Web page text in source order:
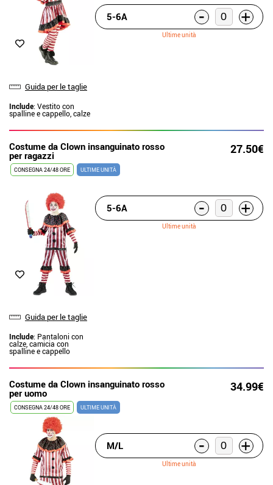
Guida per le taglie
Include: Vestito con
spalline e cappello, calze
5-6A - +
Ultime unità
Costume da Clown insanguinato rosso
per ragazzi 27.50€
CONSEGNA 24/48 ORE ULTIME UNITÀ
Guida per le taglie
Include: Pantaloni con
calze, camicia con
spalline e cappello
5-6A - +
Ultime unità
Costume da Clown insanguinato rosso
per uomo 34.99€
CONSEGNA 24/48 ORE ULTIME UNITÀ
M/L - +
Ultime unità